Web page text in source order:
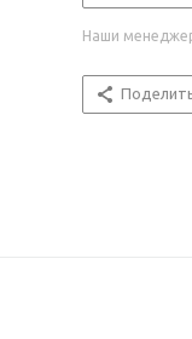
Наши